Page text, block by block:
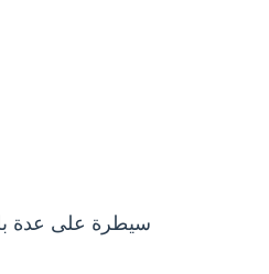
سيطرة على عدة